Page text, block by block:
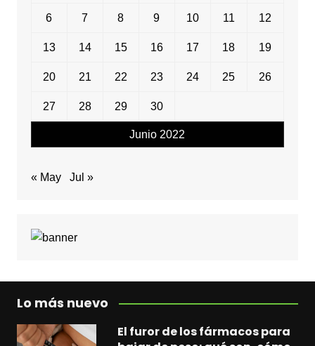
Junio 2022
6 7 8 9 10 11 12
13 14 15 16 17 18 19
20 21 22 23 24 25 26
27 28 29 30
« May Jul »
Lo más nuevo
El furor de los fármacos para